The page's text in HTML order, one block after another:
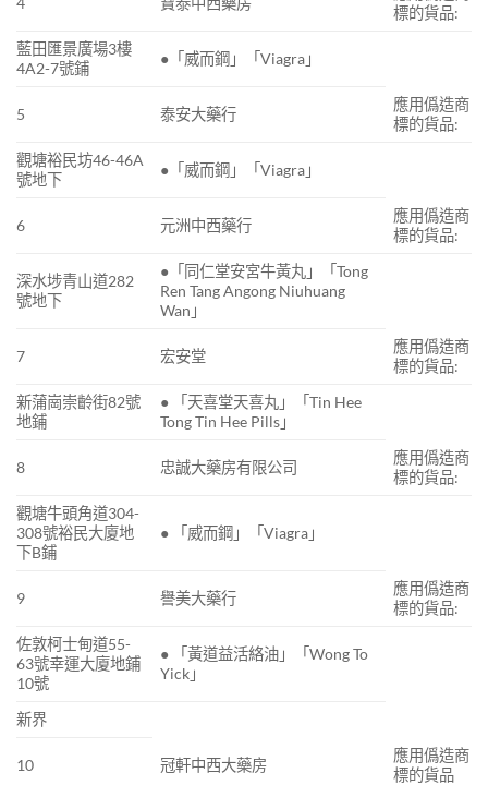
標的貨品:
藍田匯景廣場3樓
4A2-7號鋪
●「威而鋼」「Viagra」
5 泰安大藥行
應用僞造商
標的貨品:
觀塘裕民坊46-46A
號地下
●「威而鋼」「Viagra」
6 元洲中西藥行
應用僞造商
標的貨品:
深水埗青山道282
號地下
●「同仁堂安宮牛黃丸」「Tong
Ren Tang Angong Niuhuang
Wan」
7 宏安堂
應用僞造商
標的貨品:
新蒲崗崇齡街82號
地鋪
● 「天喜堂天喜丸」「Tin Hee
Tong Tin Hee Pills」
8 忠誠大藥房有限公司
應用僞造商
標的貨品:
觀塘牛頭角道304-
308號裕民大廈地
下B鋪
● 「威而鋼」「Viagra」
9 譽美大藥行
應用僞造商
標的貨品:
佐敦柯士甸道55-
63號幸運大廈地鋪
10號
● 「黃道益活絡油」「Wong To
Yick」
新界
10 冠軒中西大藥房
應用僞造商
標的貨品